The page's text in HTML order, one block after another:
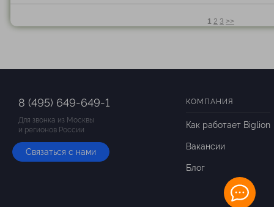
1 2 3 >>
8 (495) 649-649-1
Для звонка из Москвы
и регионов России
Связаться с нами
КОМПАНИЯ
Как работает Biglion
Вакансии
Блог